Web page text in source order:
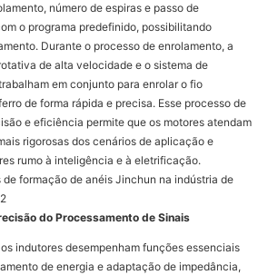
número de espiras e passo de
o programa predefinido, possibilitando
Durante o processo de enrolamento, a
de alta velocidade e o sistema de
em conjunto para enrolar o fio
de forma rápida e precisa. Esse processo de
e eficiência permite que os motores atendam
rigorosas dos cenários de aplicação e
rumo à inteligência e à eletrificação.
do Processamento de Sinais
indutores desempenham funções essenciais
de energia e adaptação de impedância,